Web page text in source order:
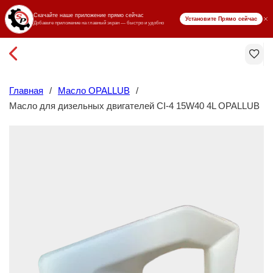
₸ KZT
Главная / Масло OPALLUB /
Масло для дизельных двигателей CI-4 15W40 4L OPALLUB